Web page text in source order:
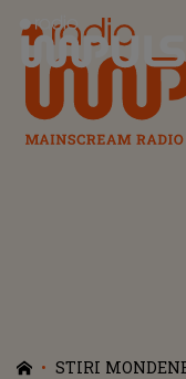
Radio Impuls
STIRI